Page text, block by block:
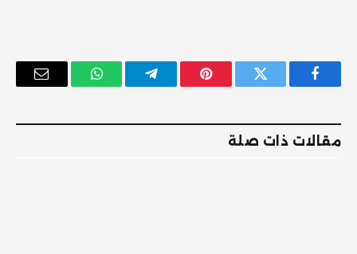
فيسبوك تويتر بينتيريستتيلقرام واتساب
البريد
مقالات ذات صلة